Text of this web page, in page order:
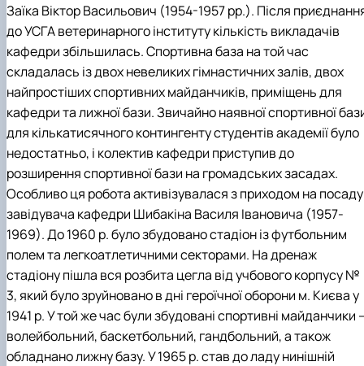
Заїка Віктор Васильович (1954-1957 рр.). Після
до УСГА ветеринарного інституту кількість викладачів
кафедри збільшилась. Спортивна база на той час
складалась із двох невеликих гімнастичних залів, двох
найпростіших спортивних майданчиків, приміщень для
кафедри та лижної бази. Звичайно наявної спортивної
для кількатисячного контингенту студентів академії було
недостатньо, і колектив кафедри приступив до
розширення спортивної бази на громадських засадах.
Особливо ця робота активізувалася з приходом на посаду
завідувача кафедри Шибакіна Василя Івановича (1957-
1969). До 1960 р. було збудовано стадіон із футбольним
полем та легкоатлетичними секторами. На дренаж
стадіону пішла вся розбита цегла від учбового корпусу №
3, який було зруйновано в дні героїчної оборони м. Києва у
1941 р. У той же час були збудовані спортивні майданчики
волейбольний, баскетбольний, гандбольний, а також
обладнано лижну базу. У 1965 р. став до ладу нинішній